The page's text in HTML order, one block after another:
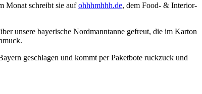
Monat schreibt sie aufohhhmhhh.de, dem Food- & Interior-
unsere bayerische Nordmanntanne gefreut, die im Karton
geschlagen und kommt per Paketbote ruckzuck und